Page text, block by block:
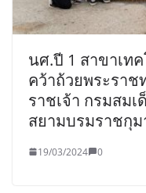
นศ.ปี 1 สาขาเท
คว้าถ้วยพระรา
ราชเจ้า กรมสม
สยามบรมราชกุม
19/03/2024 0